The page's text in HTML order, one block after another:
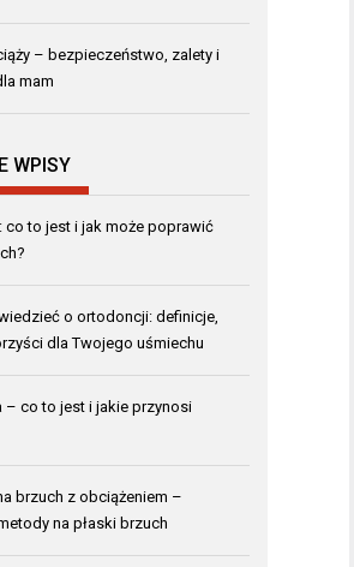
– bezpieczeństwo, zalety i
mam
WPISY
co to jest i jak może poprawić
o ortodoncji: definicje,
dla Twojego uśmiechu
– co to jest i jakie przynosi
brzuch z obciążeniem –
na płaski brzuch